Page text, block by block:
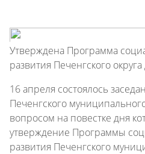
Утверждена Программа
развития Печенгского
16 апреля состоялось
Печенгского
вопросом на повестке дня
утверждение Программы
развития Печенгского